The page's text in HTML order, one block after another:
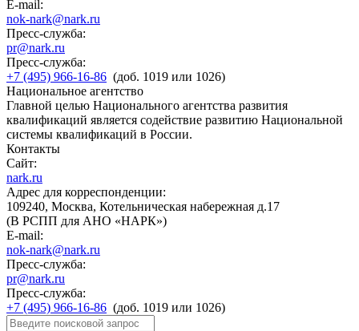
E-mail:
nok-nark@nark.ru
Пресс-служба:
pr@nark.ru
Пресс-служба:
+7 (495) 966-16-86 (доб. 1019 или 1026)
Национальное агентство
Главной целью Национального агентства развития
квалификаций является содействие развитию Национальной
системы квалификаций в России.
Контакты
Сайт:
nark.ru
Адрес для корреспонденции:
109240, Москва, Котельническая набережная д.17
(В РСПП для АНО «НАРК»)
E-mail:
nok-nark@nark.ru
Пресс-служба:
pr@nark.ru
Пресс-служба:
+7 (495) 966-16-86 (доб. 1019 или 1026)